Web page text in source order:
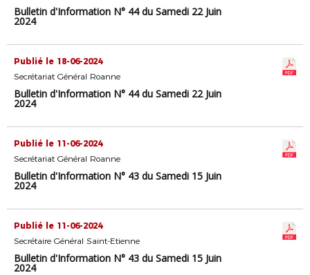
Bulletin d'Information N° 44 du Samedi 22 Juin
2024
Publié le 18-06-2024
Secrétariat Général Roanne
Bulletin d'Information N° 44 du Samedi 22 Juin
2024
Publié le 11-06-2024
Secrétariat Général Roanne
Bulletin d'Information N° 43 du Samedi 15 Juin
2024
Publié le 11-06-2024
Secrétaire Général Saint-Etienne
Bulletin d'Information N° 43 du Samedi 15 Juin
2024